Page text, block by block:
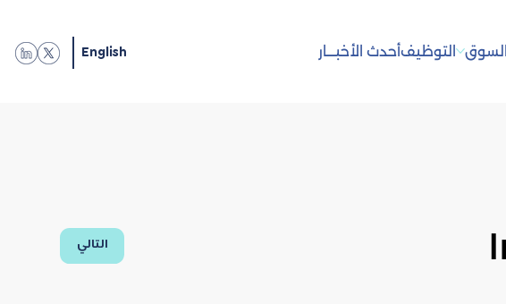
English أحدث الأخبـــارالتوظيف
التالي